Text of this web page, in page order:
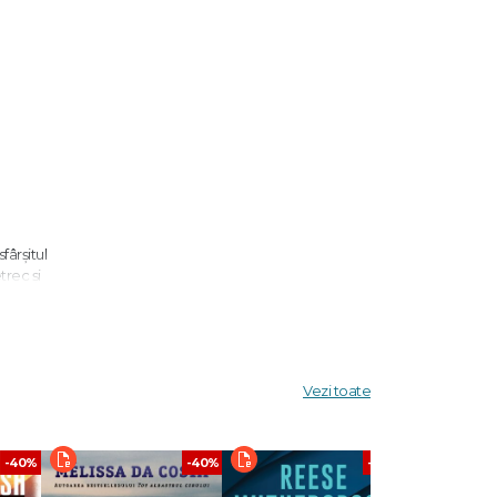
și
un
Vezi toate
-40% -40% -40%